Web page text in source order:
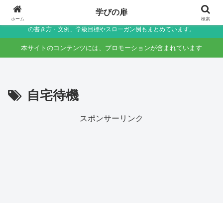
小学生〜未就学児の保護者向け家庭学習・学校生活サポートサイト～助詞・言
葉の違いなど国語のつまずきをやさしく解説しつつ、学校生活で役立つ連絡帳
の書き方・文例、学級目標やスローガン例もまとめています。
本サイトのコンテンツには、プロモーションが含まれています
自宅待機
スポンサーリンク
ホーム
学びの扉
検索